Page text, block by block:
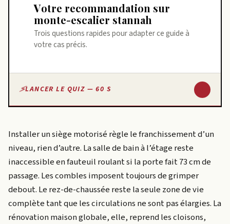
Votre recommandation sur
monte-escalier stannah
Trois questions rapides pour adapter ce guide à
votre cas précis.
LANCER LE QUIZ — 60 S
Installer un siège motorisé règle le franchissement d’un
niveau, rien d’autre. La salle de bain à l’étage reste
inaccessible en fauteuil roulant si la porte fait 73 cm de
passage. Les combles imposent toujours de grimper
debout. Le rez-de-chaussée reste la seule zone de vie
complète tant que les circulations ne sont pas élargies. La
rénovation maison globale, elle, reprend les cloisons,